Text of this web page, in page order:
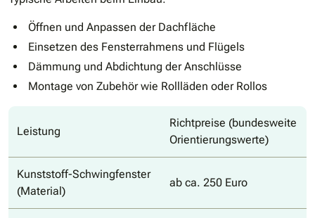
Öffnen und Anpassen der Dachfläche
Einsetzen des Fensterrahmens und Flügels
Dämmung und Abdichtung der Anschlüsse
Montage von Zubehör wie Rollläden oder Rollos
Leistung
Richtpreise (bundesweite
Orientierungswerte)
Kunststoff-Schwingfenster
(Material)
ab ca. 250 Euro